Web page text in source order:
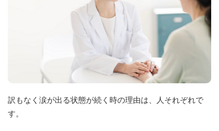
訳もなく涙が出る状態が続く時の理由は、人それぞれで
す。